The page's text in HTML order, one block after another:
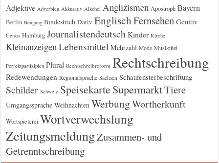
Adjektive Adverbien Akkusativ Alkohol Anglizismen Apostroph Bayern
Berlin Beugung Bindestrich Dativ EnglischFernsehen Genitiv
Genus Hamburg Journalistendeutsch Kinder Kirche
Kleinanzeigen Lebensmittel Mehrzahl Mode Musiktitel
Perfektpartizipien Plural Rechtschreibreform Rechtschreibung
Redewendungen Regionalsprache Sachsen Schaufensterbeschriftung
Schilder Schweiz Speisekarte SupermarktTiere
Umgangssprache Weihnachten WerbungWortherkunft
Wortspielerei Wortverwechslung
ZeitungsmeldungZusammen- und
Getrenntschreibung